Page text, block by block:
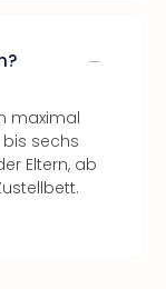
maximal
sechs
Eltern, ab